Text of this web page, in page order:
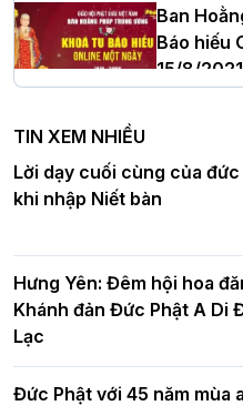
Hà Nội: Tăng Ni Trường
nghiêm tác pháp Tiền an
DL.2026
chúc mừng Phật đản BTS
Hà Nội
Hơn 5.000 người tham dự
Ban
Báo hiếu
15/8/
Ban
Báo hiếu
15/8/2021)
Tinh
TIN XEM NHIỀU
Lời dạy cuối cùng của
khi nhập Niết bàn
Hưng Yên: Đêm hội hoa
Khánh đản Đức Phật A Di
Lạc
Đức Phật với 45 năm mùa